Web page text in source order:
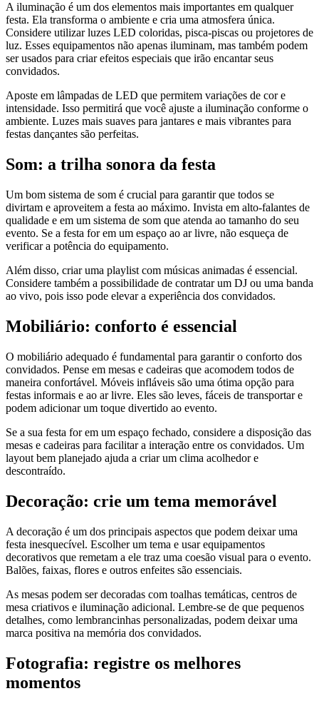
A iluminação é um dos elementos mais importantes em qualquer
festa. Ela transforma o ambiente e cria uma atmosfera única.
Considere utilizar luzes LED coloridas, pisca-piscas ou projetores de
luz. Esses equipamentos não apenas iluminam, mas também podem
ser usados para criar efeitos especiais que irão encantar seus
convidados.
Aposte em lâmpadas de LED que permitem variações de cor e
intensidade. Isso permitirá que você ajuste a iluminação conforme o
ambiente. Luzes mais suaves para jantares e mais vibrantes para
festas dançantes são perfeitas.
Som: a trilha sonora da festa
Um bom sistema de som é crucial para garantir que todos se
divirtam e aproveitem a festa ao máximo. Invista em alto-falantes de
qualidade e em um sistema de som que atenda ao tamanho do seu
evento. Se a festa for em um espaço ao ar livre, não esqueça de
verificar a potência do equipamento.
Além disso, criar uma playlist com músicas animadas é essencial.
Considere também a possibilidade de contratar um DJ ou uma banda
ao vivo, pois isso pode elevar a experiência dos convidados.
Mobiliário: conforto é essencial
O mobiliário adequado é fundamental para garantir o conforto dos
convidados. Pense em mesas e cadeiras que acomodem todos de
maneira confortável. Móveis infláveis são uma ótima opção para
festas informais e ao ar livre. Eles são leves, fáceis de transportar e
podem adicionar um toque divertido ao evento.
Se a sua festa for em um espaço fechado, considere a disposição das
mesas e cadeiras para facilitar a interação entre os convidados. Um
layout bem planejado ajuda a criar um clima acolhedor e
descontraído.
Decoração: crie um tema memorável
A decoração é um dos principais aspectos que podem deixar uma
festa inesquecível. Escolher um tema e usar equipamentos
decorativos que remetam a ele traz uma coesão visual para o evento.
Balões, faixas, flores e outros enfeites são essenciais.
As mesas podem ser decoradas com toalhas temáticas, centros de
mesa criativos e iluminação adicional. Lembre-se de que pequenos
detalhes, como lembrancinhas personalizadas, podem deixar uma
marca positiva na memória dos convidados.
Fotografia: registre os melhores
momentos